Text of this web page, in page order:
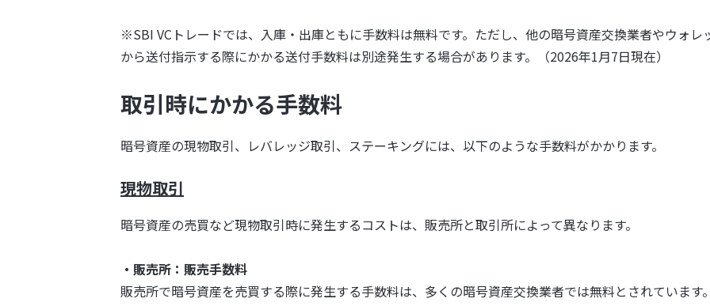
※SBI VCトレードでは、入庫・出庫ともに手数料は無料です。ただし、他の暗号資産交換業者やウォレ
から送付指示する際にかかる送付手数料は別途発生する場合があります。（2026年1月7日現在）
取引時にかかる手数料
暗号資産の現物取引、レバレッジ取引、ステーキングには、以下のような手数料がかかります。
現物取引
暗号資産の売買など現物取引時に発生するコストは、販売所と取引所によって異なります。
・販売所：販売手数料
販売所で暗号資産を売買する際に発生する手数料は、多くの暗号資産交換業者では無料とされています